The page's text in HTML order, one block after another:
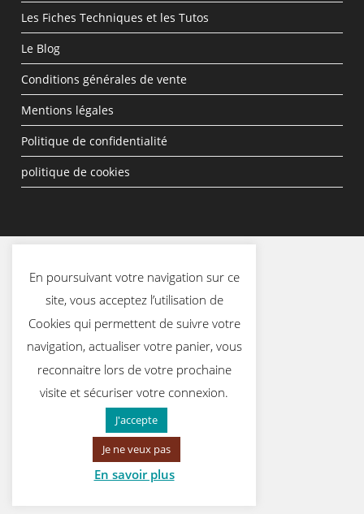
Les Fiches Techniques et les Tutos
Le Blog
Conditions générales de vente
Mentions légales
Politique de confidentialité
politique de cookies
En poursuivant votre navigation sur ce
site, vous acceptez l’utilisation de
Cookies qui permettent de suivre votre
navigation, actualiser votre panier, vous
reconnaitre lors de votre prochaine
visite et sécuriser votre connexion.
J'accepte
Je ne veux pas
En savoir plus